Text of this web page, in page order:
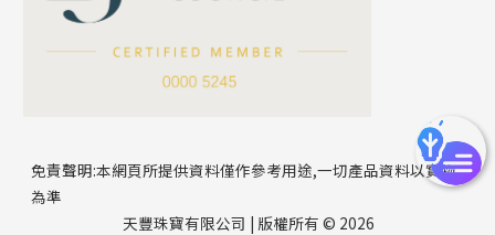
免責聲明:本網頁所提供資料僅作參考用途,一切產品資料以實物
為準
天豐珠寶有限公司 | 版權所有 © 2026